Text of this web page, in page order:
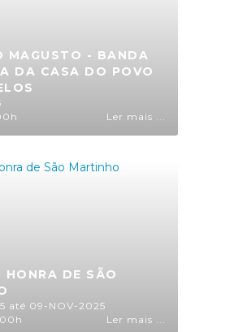
MAGUSTO - BANDA
DA CASA DO POVO
Ler mais ...
HONRA DE SÃO
até 09-NOV-2025
Ler mais ...